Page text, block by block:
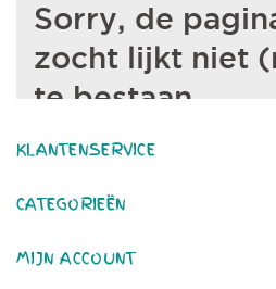
KLANTENSERVICE
CATEGORIEËN
MIJN ACCOUNT